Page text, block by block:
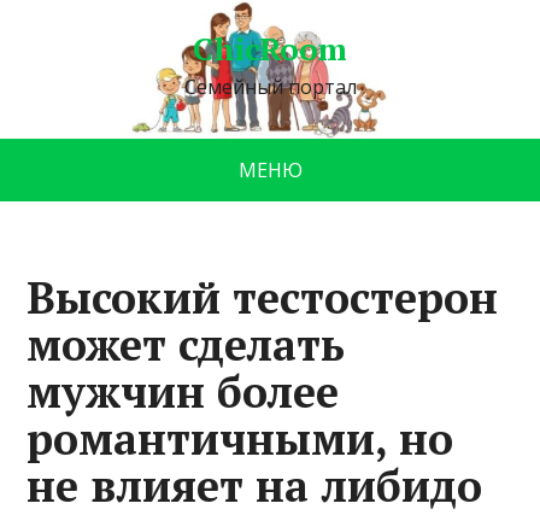
ChicRoom
Семейный портал
МЕНЮ
Высокий тестостерон
может сделать
мужчин более
романтичными, но
не влияет на либидо